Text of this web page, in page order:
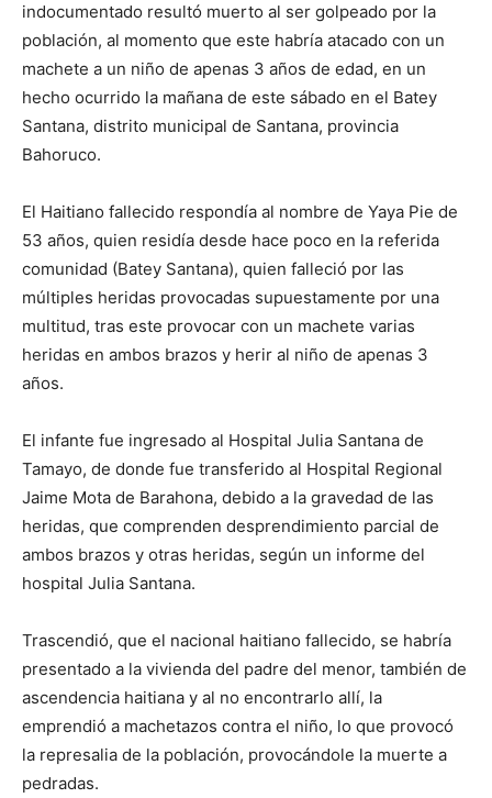
indocumentado resultó muerto al ser golpeado por la
población, al momento que este habría atacado con un
machete a un niño de apenas 3 años de edad, en un
hecho ocurrido la mañana de este sábado en el Batey
Santana, distrito municipal de Santana, provincia
Bahoruco.
El Haitiano fallecido respondía al nombre de Yaya Pie de
53 años, quien residía desde hace poco en la referida
comunidad (Batey Santana), quien falleció por las
múltiples heridas provocadas supuestamente por una
multitud, tras este provocar con un machete varias
heridas en ambos brazos y herir al niño de apenas 3
años.
El infante fue ingresado al Hospital Julia Santana de
Tamayo, de donde fue transferido al Hospital Regional
Jaime Mota de Barahona, debido a la gravedad de las
heridas, que comprenden desprendimiento parcial de
ambos brazos y otras heridas, según un informe del
hospital Julia Santana.
Trascendió, que el nacional haitiano fallecido, se habría
presentado a la vivienda del padre del menor, también de
ascendencia haitiana y al no encontrarlo allí, la
emprendió a machetazos contra el niño, lo que provocó
la represalia de la población, provocándole la muerte a
pedradas.